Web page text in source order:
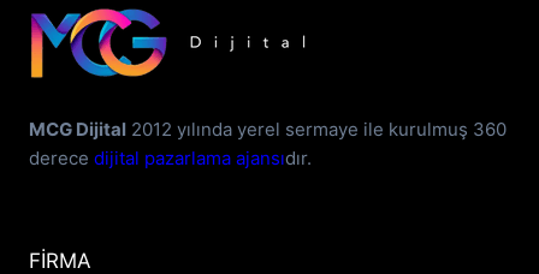
MCG Dijital 2012 yılında yerel sermaye ile kurulmuş 360
derece dijital pazarlama ajansıdır.
FİRMA